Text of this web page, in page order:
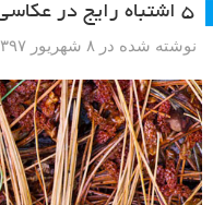
۵ اشتباه رایج در عکاسی ماکرو و نحوه اصلاح آنها
نوشته شده در ۸ شهریور ۱۳۹۷